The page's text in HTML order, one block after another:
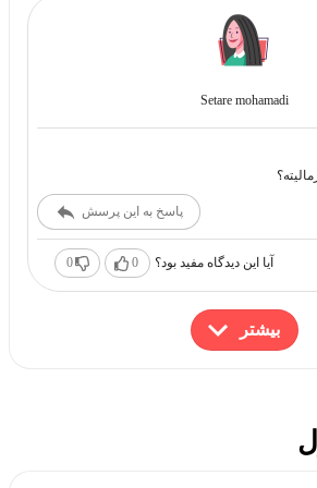
Setare mohamadi
پاسخ به این پرسش
آیا این دیدگاه مفید بود؟ 0
0
بیشتر